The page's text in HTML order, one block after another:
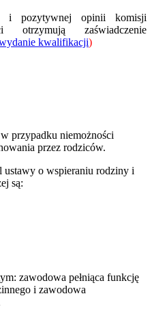
i pozytywnej opinii komisji
otrzymują zaświadczenie
kwalifikacji)
przypadku niemożności
przez rodziców.
ustawy o wspieraniu rodziny i
są:
zawodowa pełniąca funkcję
i zawodowa